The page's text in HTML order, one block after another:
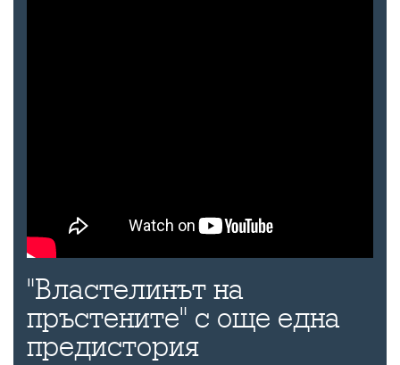
"Властелинът на
пръстените" с още една
предистория